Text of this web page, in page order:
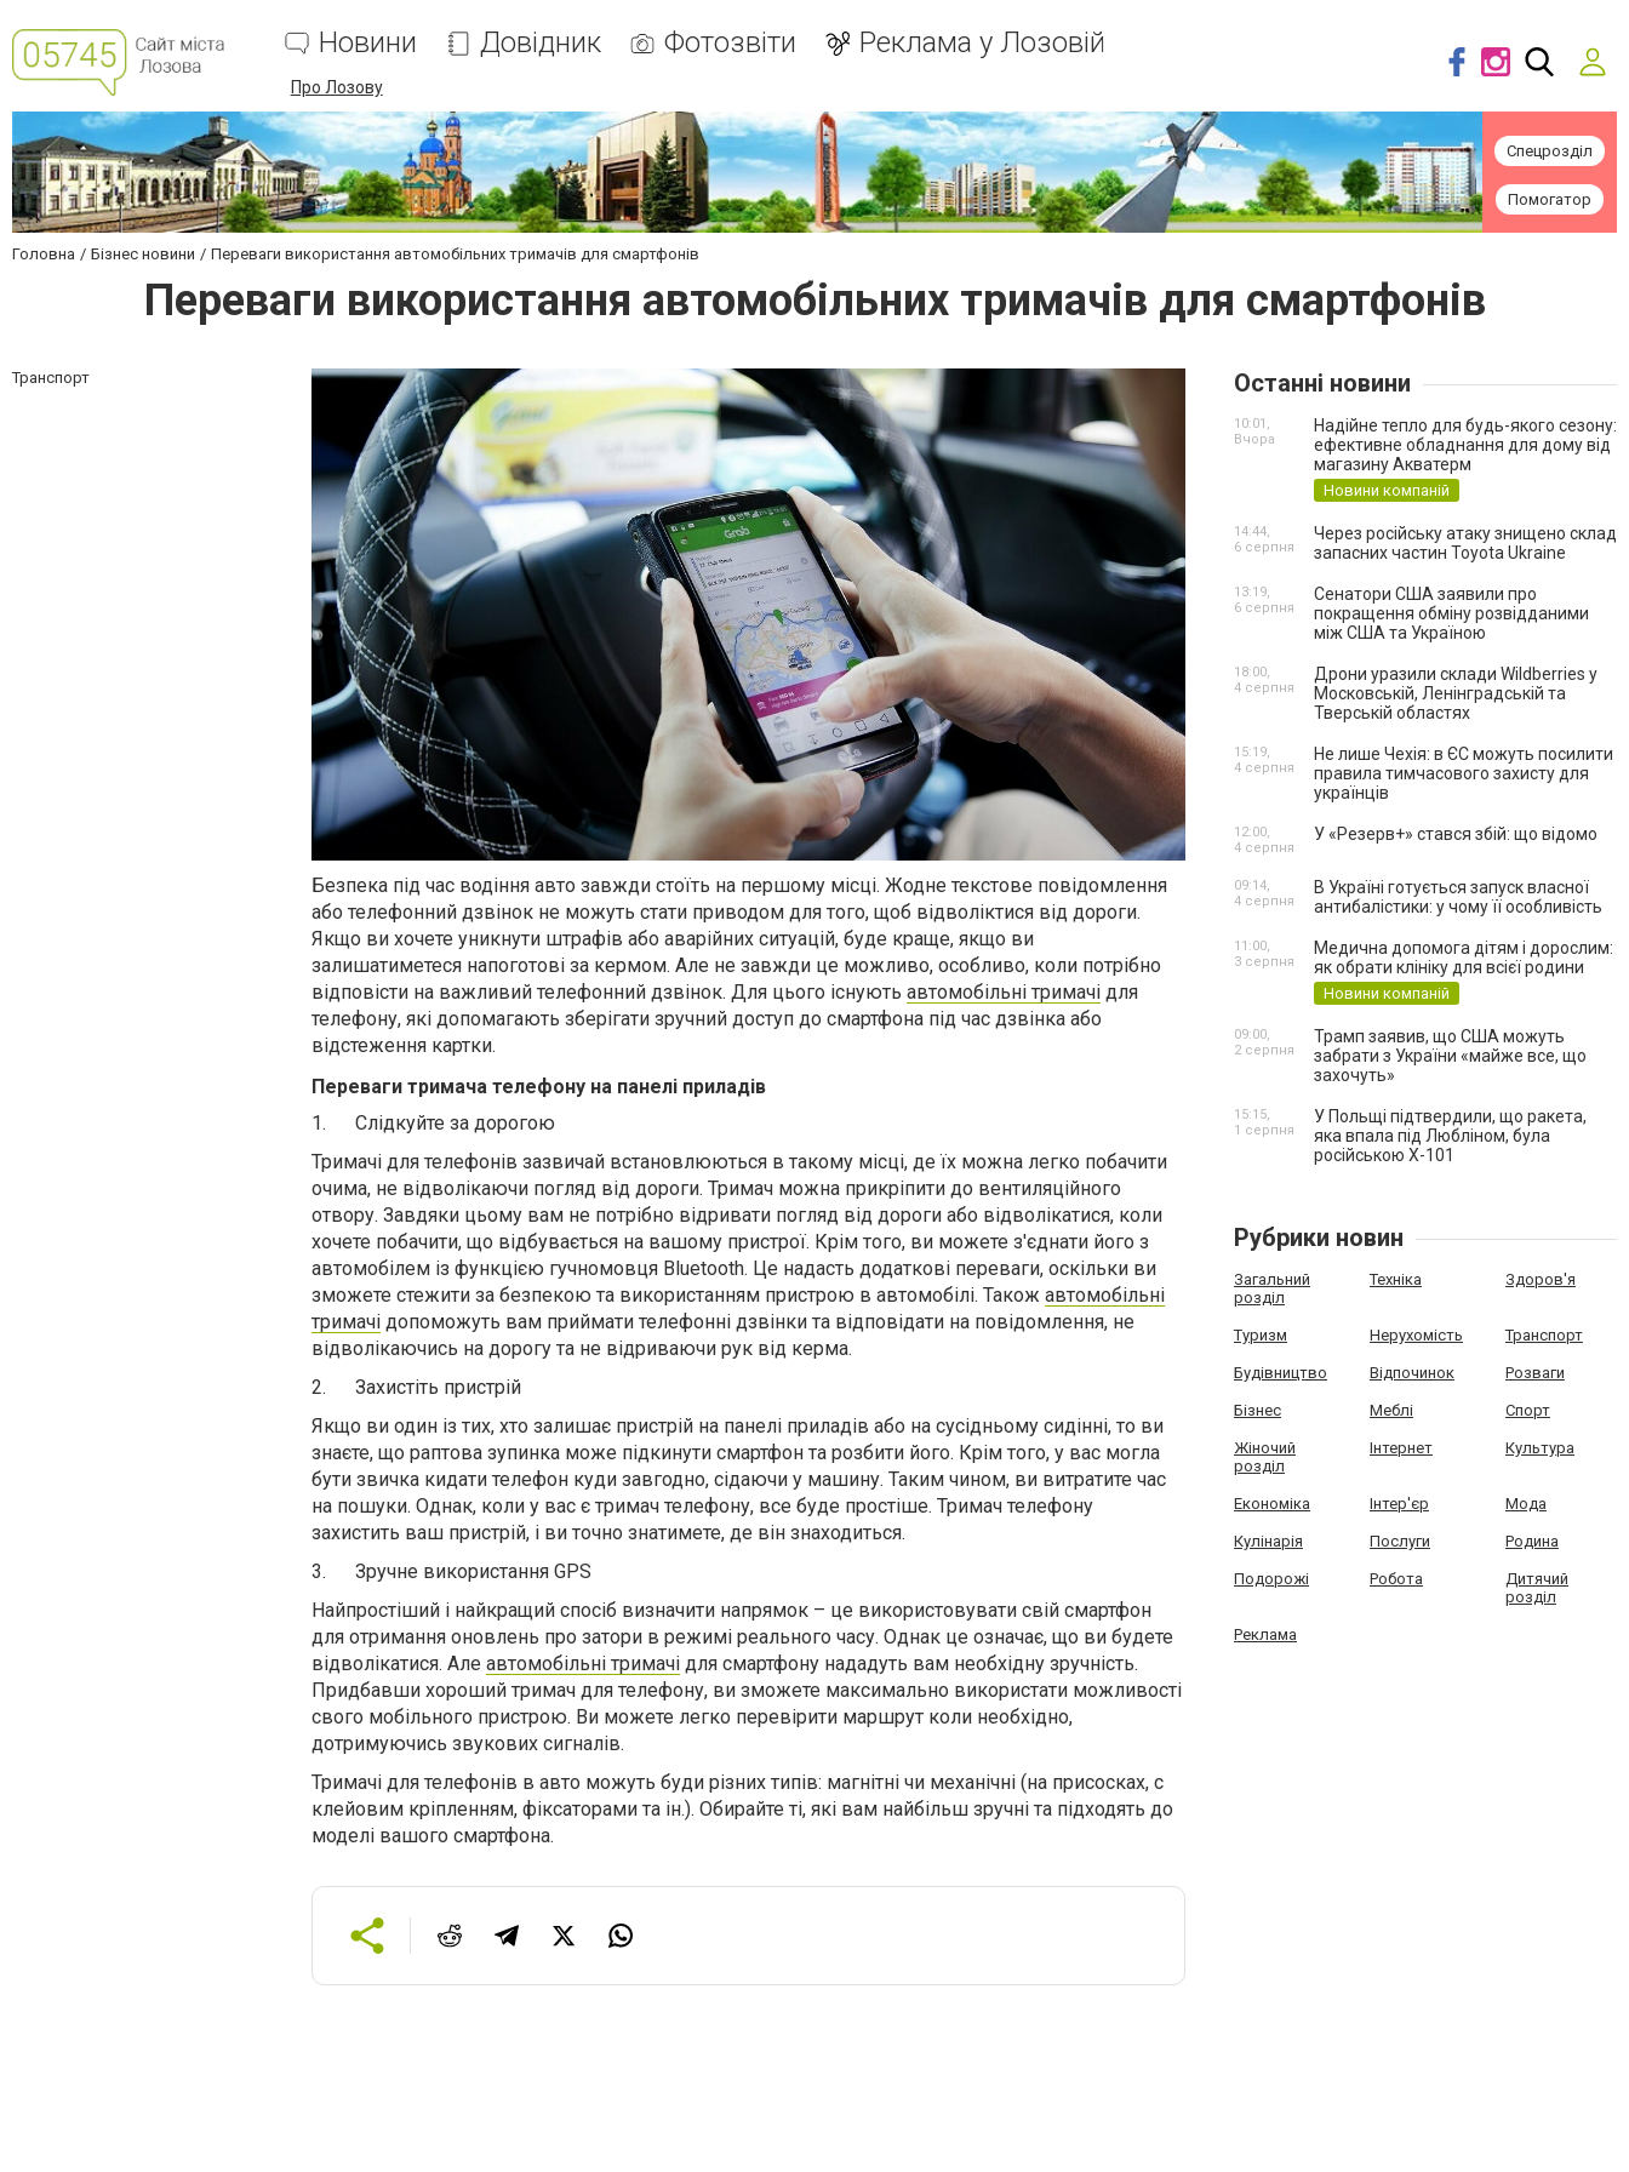
Новини Довідник Фотозвіти Реклама у Лозовій
Про Лозову
Спецрозділ
Помогатор
Головна Бізнес новини Переваги використання автомобільних тримачів для смартфонів
Переваги використання автомобільних тримачів для смартфонів
Транспорт
Безпека під час водіння авто завжди стоїть на першому місці. Жодне текстове повідомлення
або телефонний дзвінок не можуть стати приводом для того, щоб відволіктися від дороги.
Якщо ви хочете уникнути штрафів або аварійних ситуацій, буде краще, якщо ви
залишатиметеся напоготові за кермом. Але не завжди це можливо, особливо, коли потрібно
відповісти на важливий телефонний дзвінок. Для цього існують автомобільні тримачі для
телефону, які допомагають зберігати зручний доступ до смартфона під час дзвінка або
відстеження картки.
Переваги тримача телефону на панелі приладів
1.
Слідкуйте за дорогою
Тримачі для телефонів зазвичай встановлюються в такому місці, де їх можна легко побачити
очима, не відволікаючи погляд від дороги. Тримач можна прикріпити до вентиляційного
отвору. Завдяки цьому вам не потрібно відривати погляд від дороги або відволікатися, коли
хочете побачити, що відбувається на вашому пристрої. Крім того, ви можете з'єднати його з
автомобілем із функцією гучномовця Bluetooth. Це надасть додаткові переваги, оскільки ви
зможете стежити за безпекою та використанням пристрою в автомобілі. Також автомобільні
тримачі допоможуть вам приймати телефонні дзвінки та відповідати на повідомлення, не
відволікаючись на дорогу та не відриваючи рук від керма.
2.
Захистіть пристрій
Якщо ви один із тих, хто залишає пристрій на панелі приладів або на сусідньому сидінні, то ви
знаєте, що раптова зупинка може підкинути смартфон та розбити його. Крім того, у вас могла
бути звичка кидати телефон куди завгодно, сідаючи у машину. Таким чином, ви витратите час
на пошуки. Однак, коли у вас є тримач телефону, все буде простіше. Тримач телефону
захистить ваш пристрій, і ви точно знатимете, де він знаходиться.
3.
Зручне використання GPS
Найпростіший і найкращий спосіб визначити напрямок – це використовувати свій смартфон
для отримання оновлень про затори в режимі реального часу. Однак це означає, що ви будете
відволікатися. Але автомобільні тримачі для смартфону нададуть вам необхідну зручність.
Придбавши хороший тримач для телефону, ви зможете максимально використати можливості
свого мобільного пристрою. Ви можете легко перевірити маршрут коли необхідно,
дотримуючись звукових сигналів.
Тримачі для телефонів в авто можуть буди різних типів: магнітні чи механічні (на присосках, с
клейовим кріпленням, фіксаторами та ін.). Обирайте ті, які вам найбільш зручні та підходять до
моделі вашого смартфона.
Останні новини
Надійне тепло для будь-якого сезону:
ефективне обладнання для дому від
магазину Акватерм
Новини компаній
10:01,
Вчора
Через російську атаку знищено склад
запасних частин Toyota Ukraine
14:44,
6 серпня
Сенатори США заявили про
покращення обміну розвідданими
між США та Україною
13:19,
6 серпня
Дрони уразили склади Wildberries у
Московській, Ленінградській та
Тверській областях
18:00,
4 серпня
Не лише Чехія: в ЄС можуть посилити
правила тимчасового захисту для
українців
15:19,
4 серпня
У «Резерв+» стався збій: що відомо
12:00,
4 серпня
В Україні готується запуск власної
антибалістики: у чому її особливість
09:14,
4 серпня
Медична допомога дітям і дорослим:
як обрати клініку для всієї родини
Новини компаній
11:00,
3 серпня
Трамп заявив, що США можуть
забрати з України «майже все, що
захочуть»
09:00,
2 серпня
У Польщі підтвердили, що ракета,
яка впала під Любліном, була
російською Х-101
15:15,
1 серпня
Рубрики новин
Загальний
розділ
Техніка Здоров'я
Туризм Нерухомість Транспорт
Будівництво Відпочинок Розваги
Бізнес Меблі Спорт
Жіночий
розділ
Інтернет Культура
Економіка Інтер'єр Мода
Кулінарія Послуги Родина
Подорожі Робота
Дитячий
розділ
Реклама